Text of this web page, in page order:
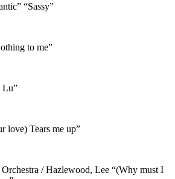
“Sassy”
to me”
Lu”
love) Tears me up”
/ Hazlewood, Lee “(Why must I